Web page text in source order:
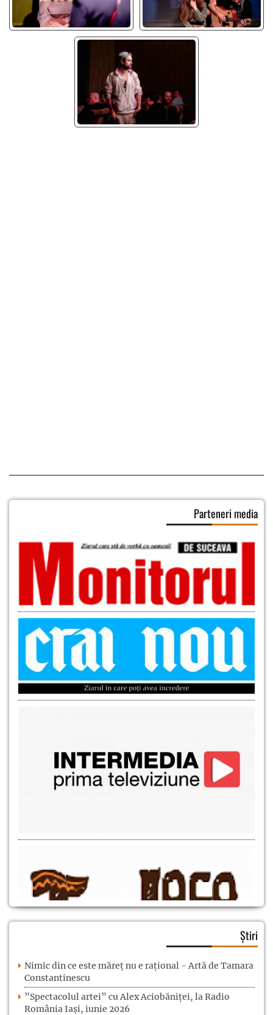
Parteneri media
Știri
Nimic din ce este măreț nu e rațional - Artă de Tamara
Constantinescu
”Spectacolul artei” cu Alex Aciobăniței, la Radio
România Iași, iunie 2026